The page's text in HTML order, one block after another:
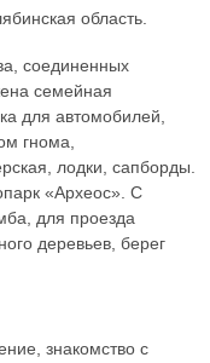
область.
соединенных
семейная
для автомобилей,
гнома,
лодки, сапборды.
«Археос». С
для проезда
деревьев, берег
знакомство с